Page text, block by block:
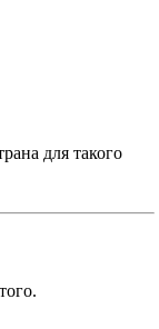
для такого